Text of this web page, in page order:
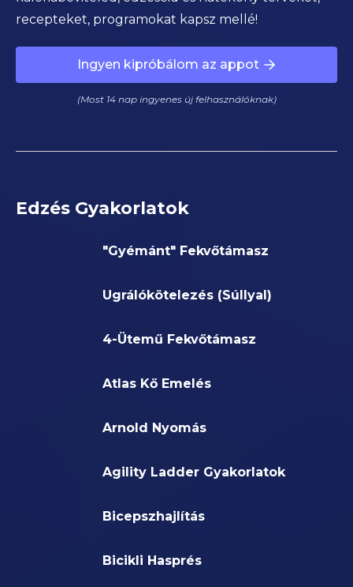
recepteket, programokat kapsz mellé!
Ingyen kipróbálom az appot
(Most 14 nap ingyenes új felhasználóknak)
Edzés Gyakorlatok
"Gyémánt" Fekvőtámasz
Ugrálókötelezés (Súllyal)
4-Ütemű Fekvőtámasz
Atlas Kő Emelés
Arnold Nyomás
Agility Ladder Gyakorlatok
Bicepszhajlítás
Bicikli Hasprés